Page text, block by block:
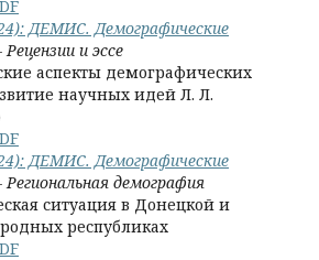
ДЕМИС. Демографические
Рецензии и эссе
аспекты демографических
научных идей Л. Л.
ДЕМИС. Демографические
Региональная демография
ситуация в Донецкой и
республиках